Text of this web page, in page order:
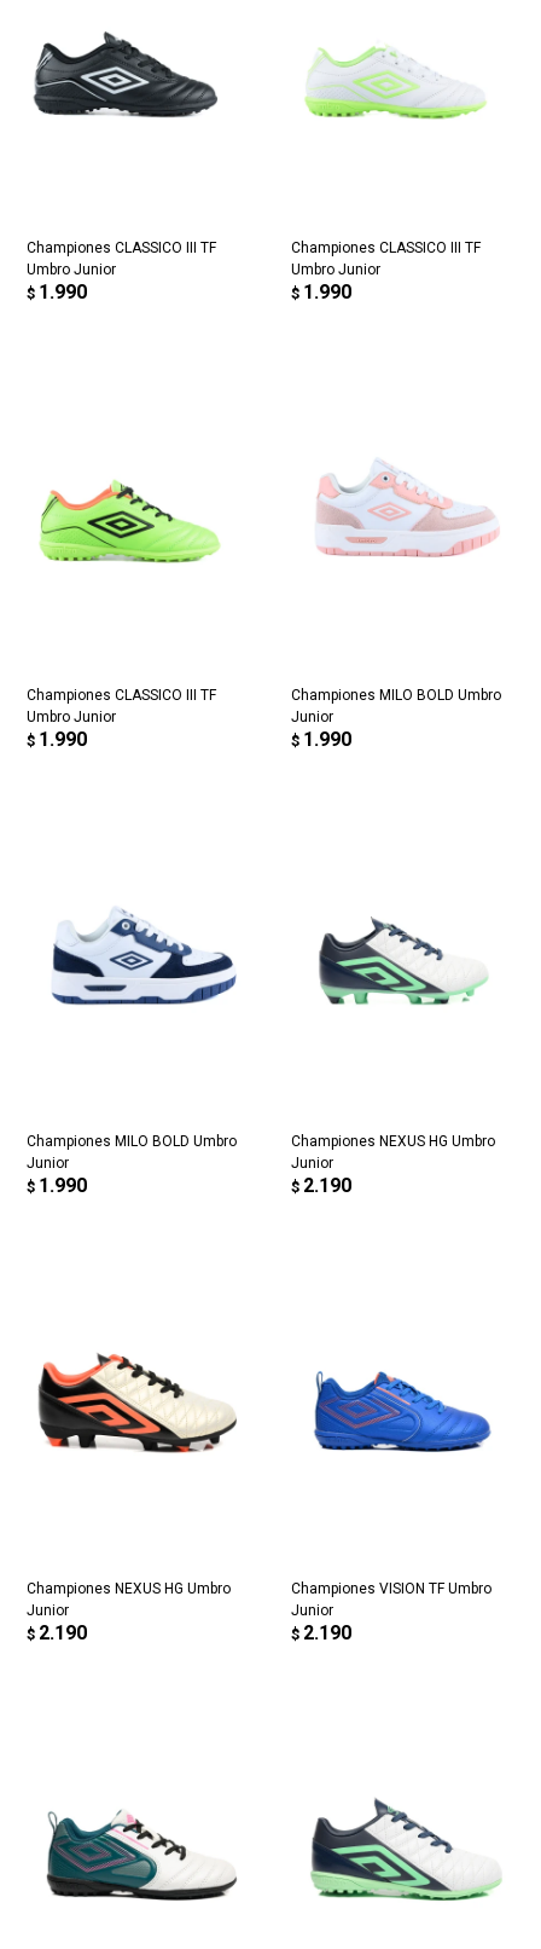
Championes CLASSICO III TF
Umbro Junior
$ 1.990
Championes CLASSICO III TF
Umbro Junior
$ 1.990
Championes CLASSICO III TF
Umbro Junior
$ 1.990
Championes MILO BOLD Umbro
Junior
$ 1.990
Championes MILO BOLD Umbro
Junior
$ 1.990
Championes NEXUS HG Umbro
Junior
$ 2.190
Championes NEXUS HG Umbro
Junior
$ 2.190
Championes VISION TF Umbro
Junior
$ 2.190